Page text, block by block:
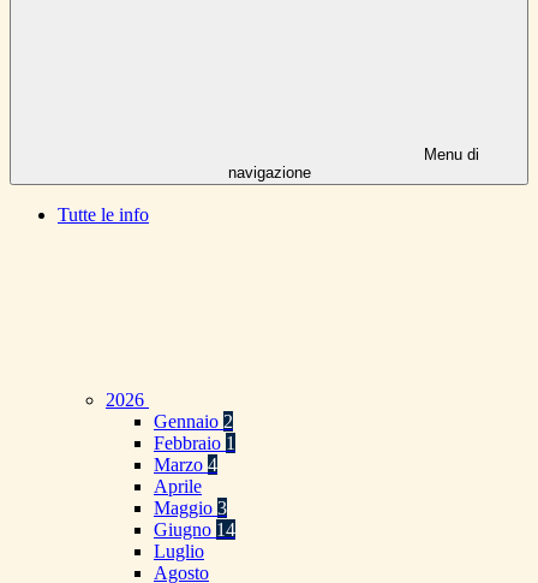
Menu di
navigazione
Tutte le info
2026
Gennaio 2
Febbraio 1
Marzo 4
Aprile
Maggio 3
Giugno 14
Luglio
Agosto